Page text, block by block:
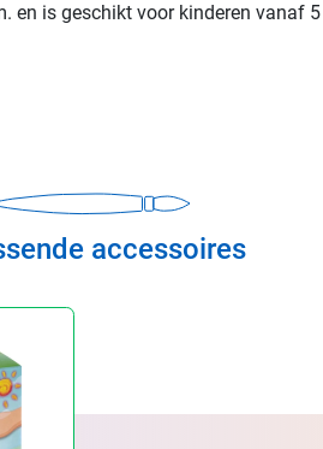
en is geschikt voor kinderen vanaf 5
accessoires